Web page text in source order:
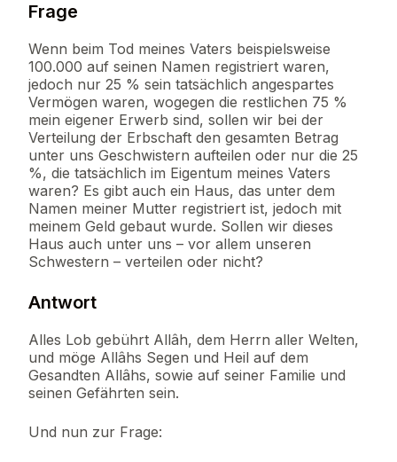
Frage
Wenn beim Tod meines Vaters beispielsweise
100.000 auf seinen Namen registriert waren,
jedoch nur 25 % sein tatsächlich angespartes
Vermögen waren, wogegen die restlichen 75 %
mein eigener Erwerb sind, sollen wir bei der
Verteilung der Erbschaft den gesamten Betrag
unter uns Geschwistern aufteilen oder nur die 25
%, die tatsächlich im Eigentum meines Vaters
waren? Es gibt auch ein Haus, das unter dem
Namen meiner Mutter registriert ist, jedoch mit
meinem Geld gebaut wurde. Sollen wir dieses
Haus auch unter uns – vor allem unseren
Schwestern – verteilen oder nicht?
Antwort
Alles Lob gebührt Allâh, dem Herrn aller Welten,
und möge Allâhs Segen und Heil auf dem
Gesandten Allâhs, sowie auf seiner Familie und
seinen Gefährten sein.
Und nun zur Frage: